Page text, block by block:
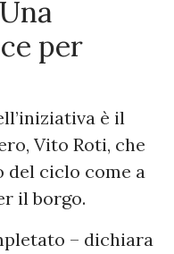
per
è il
Vito Roti, che
del ciclo come a
il borgo.
– dichiara